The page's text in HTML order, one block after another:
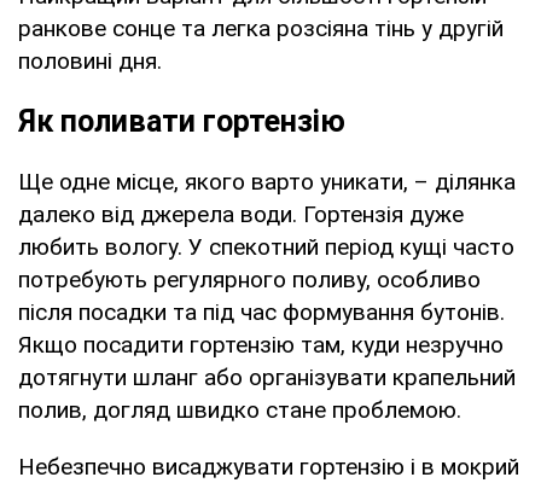
ранкове сонце та легка розсіяна тінь у другій
половині дня.
Як поливати гортензію
Ще одне місце, якого варто уникати, – ділянка
далеко від джерела води. Гортензія дуже
любить вологу. У спекотний період кущі часто
потребують регулярного поливу, особливо
після посадки та під час формування бутонів.
Якщо посадити гортензію там, куди незручно
дотягнути шланг або організувати крапельний
полив, догляд швидко стане проблемою.
Небезпечно висаджувати гортензію і в мокрий